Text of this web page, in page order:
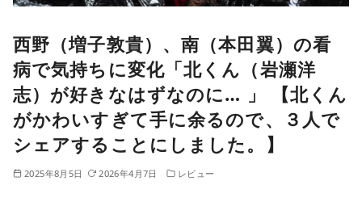
西野（増子敦貴）、南（本田翼）の看
病で気持ちに変化「北くん（岩瀬洋
志）が好きなはずなのに… 」 【北くん
がかわいすぎて手に余るので、３人で
シェアすることにしました。】
2025年8月5日 2026年4月7日 レビュー